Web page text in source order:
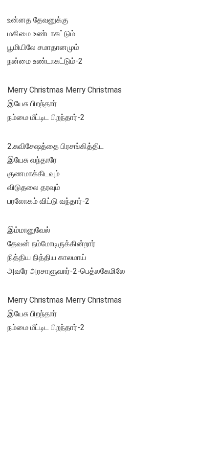
உன்னத தேவனுக்கு
மகிமை உண்டாகட்டும்
பூமியிலே சமாதானமும்
நன்மை உண்டாகட்டும்-2
Merry Christmas Merry Christmas
இயேசு பிறந்தார்
நம்மை மீட்டிட பிறந்தார்-2
2.சுவிசேஷத்தை பிரசங்கித்திட
இயேசு வந்தாரே
குணமாக்கிடவும்
விடுதலை தரவும்
பரலோகம் விட்டு வந்தார்-2
இம்மானுவேல்
தேவன் நம்மோடிருக்கின்றார்
நித்திய நித்திய காலமாய்
அவரே அரசாளுவார்-2-பெத்லகேமிலே
Merry Christmas Merry Christmas
இயேசு பிறந்தார்
நம்மை மீட்டிட பிறந்தார்-2